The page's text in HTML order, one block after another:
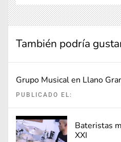
También podría
Grupo Musical en Llano
PUBLICADO EL:
Bateristas
XXI